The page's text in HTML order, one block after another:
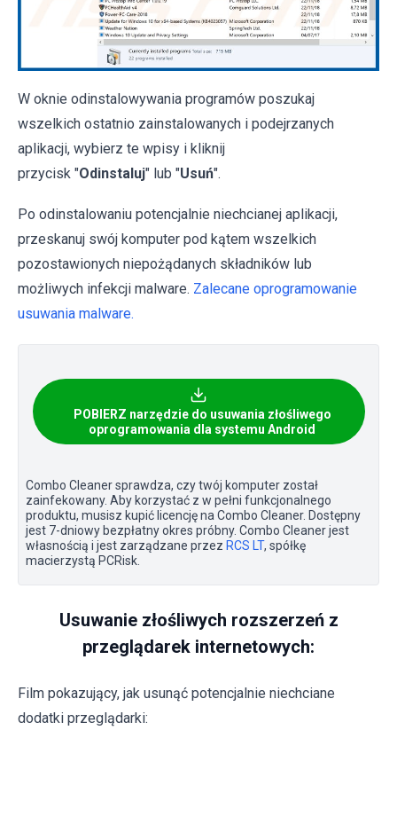
W oknie odinstalowywania programów poszukaj
wszelkich ostatnio zainstalowanych i podejrzanych
aplikacji, wybierz te wpisy i kliknij
przycisk "Odinstaluj" lub "Usuń".
Po odinstalowaniu potencjalnie niechcianej aplikacji,
przeskanuj swój komputer pod kątem wszelkich
pozostawionych niepożądanych składników lub
możliwych infekcji malware. Zalecane oprogramowanie
usuwania malware.
POBIERZ narzędzie do usuwania złośliwego
oprogramowania dla systemu Android
Combo Cleaner sprawdza, czy twój komputer został
zainfekowany. Aby korzystać z w pełni funkcjonalnego
produktu, musisz kupić licencję na Combo Cleaner. Dostępny
jest 7-dniowy bezpłatny okres próbny. Combo Cleaner jest
własnością i jest zarządzane przez RCS LT, spółkę
macierzystą PCRisk.
Usuwanie złośliwych rozszerzeń z
przeglądarek internetowych:
Film pokazujący, jak usunąć potencjalnie niechciane
dodatki przeglądarki: